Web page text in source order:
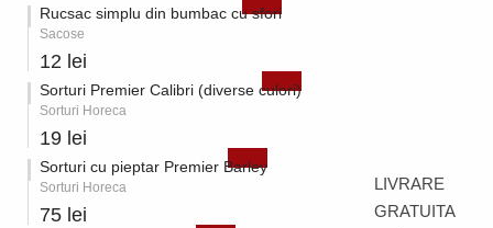
Rucsac simplu din bumbac cu sfori
Sacose
12 lei
Sorturi Premier Calibri (diverse culori)
Sorturi Horeca
19 lei
Sorturi cu pieptar Premier Barley
Sorturi Horeca
75 lei
LIVRARE
GRATUITA